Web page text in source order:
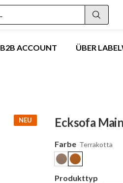
B2B ACCOUNT ÜBER
NEU Ecksofa
Farbe Terrakotta
Produkttyp